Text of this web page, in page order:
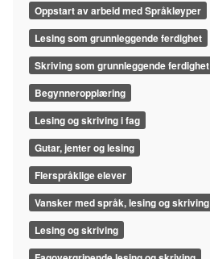
Oppstart av arbeid med Språkløyper
Lesing som grunnleggende ferdighet
Skriving som grunnleggende ferdighet
Begynneropplæring
Lesing og skriving i fag
Gutar, jenter og lesing
Flerspråklige elever
Vansker med språk, lesing og skriving
Lesing og skriving